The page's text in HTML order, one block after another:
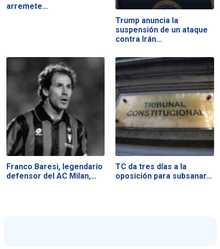
arremete…
Trump anuncia la
suspensión de un ataque
contra Irán…
Franco Baresi, legendario
defensor del AC Milan,…
TC da tres días a la
oposición para subsanar…